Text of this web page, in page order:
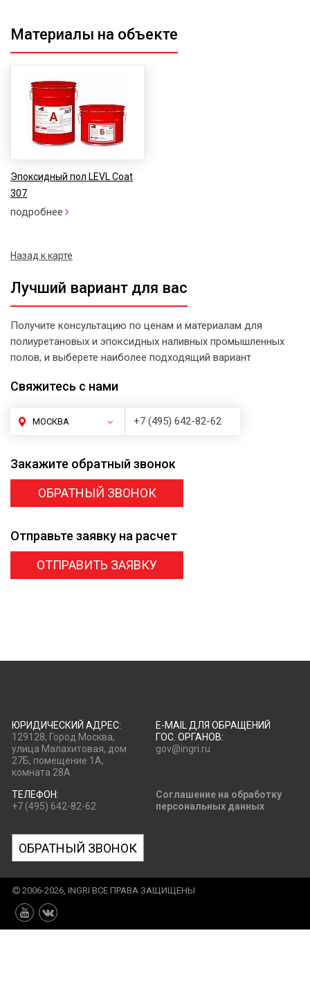
Материалы на объекте
Эпоксидный пол LEVL Coat
307
подробнее
Назад к карте
Лучший вариант для вас
Получите консультацию по ценам и материалам для
полиуретановых и эпоксидных наливных промышленных
полов, и выберете наиболее подходящий вариант
Свяжитесь с нами
МОСКВА +7 (495) 642-82-62
Закажите обратный звонок
ОБРАТНЫЙ ЗВОНОК
Отправьте заявку на расчет
ОТПРАВИТЬ ЗАЯВКУ
ЮРИДИЧЕСКИЙ АДРЕС:
129128, Город Москва,
улица Малахитовая, дом
27Б, помещение 1А,
комната 28А
E-MAIL ДЛЯ ОБРАЩЕНИЙ
ГОС. ОРГАНОВ:
gov@ingri.ru
ТЕЛЕФОН:
+7 (495) 642-82-62
Соглашение на обработку
персональных данных
ОБРАТНЫЙ ЗВОНОК
2006-2026, INGRI ВСЕ ПРАВА ЗАЩИЩЕНЫ